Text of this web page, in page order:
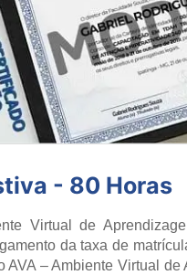
- 80 Horas
Virtual de
da taxa de
AVA – Ambiente Virtual